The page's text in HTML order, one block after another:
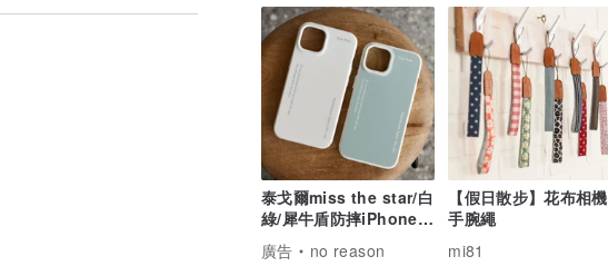
泰戈爾miss the star/白
綠/犀牛盾防摔iPhone手
機殼
廣告
no reason
【假日散步】花布相機
手腕繩
mi81
成氧化情況，飾品日常
路等，以上皆屬天然特
，如有此類之狀況會
，完美主義者下單請三